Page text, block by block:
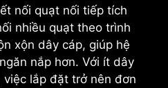
nối quạt nối tiếp tích
nhiều quạt theo trình
xộn dây cáp, giúp hệ
nắp hơn. Với ít dây
lắp đặt trở nên đơn
trưng bày các linh kiện
thông qua tấm kính
bền chắc, mang lại cả
ràng về hệ thống máy
bạn.
1